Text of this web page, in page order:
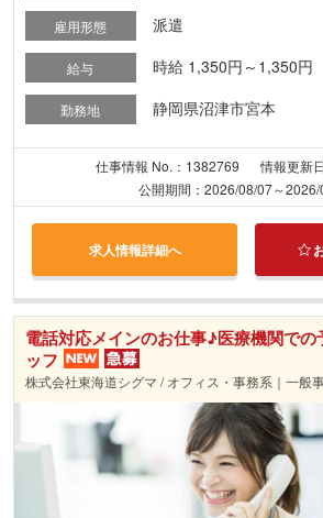
雇用形態 派遣
給与 時給 1,350円～1,350円
勤務地 静岡県沼津市宮本
仕事情報 No.：1382769
情報更新
公開期間：2026/08/07～2026/
求人情報詳細へ
電話対応メインのお仕事♪医療機関での
ッフ
株式会社東海道シグマ / オフィス・事務系｜一般